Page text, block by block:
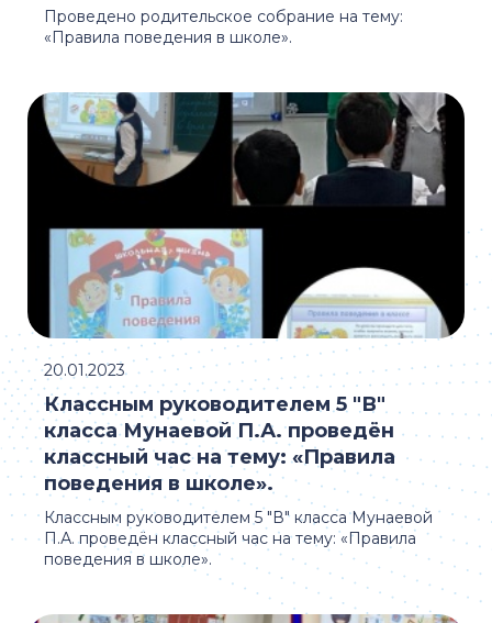
Проведено родительское собрание на тему:
«Правила поведения в школе».
Классным руководителем 5 "В" класса Мунаевой
П.А. проведён классный час на тему: «Правила
поведения в школе».
Классным руководителем 5 "В"
класса Мунаевой П.А. проведён
классный час на тему: «Правила
поведения в школе».
20.01.2023